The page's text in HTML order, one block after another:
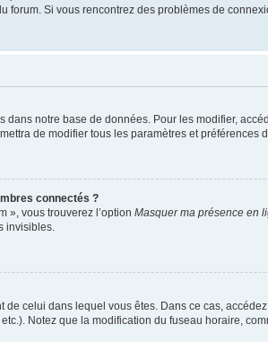
forum. Si vous rencontrez des problèmes de
dans notre base de données. Pour les modifier,
de modifier tous les paramètres et préférences
connectés ?
», vous trouverez l’option Masquer ma présence en
invisibles.
de celui dans lequel vous êtes. Dans ce cas,
Notez que la modification du fuseau horaire,